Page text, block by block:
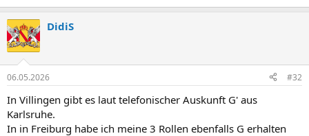
DidiS
06.05.2026 #32
In Villingen gibt es laut telefonischer Auskunft G' aus
Karlsruhe.
In in Freiburg habe ich meine 3 Rollen ebenfalls G erhalten